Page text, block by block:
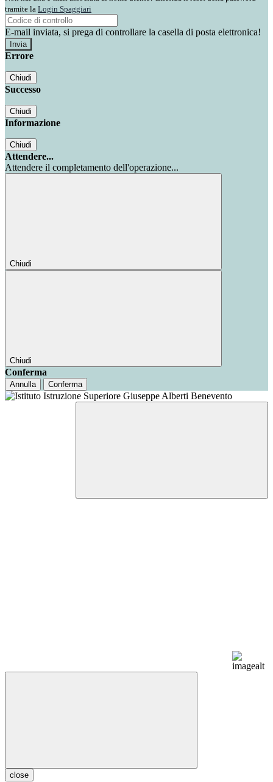
tramite la Login Spaggiari
E-mail inviata, si prega di controllare la casella di posta elettronica!
Errore
Chiudi
Successo
Chiudi
Informazione
Chiudi
Attendere...
Attendere il completamento dell'operazione...
Chiudi
Chiudi
Conferma
Annulla Conferma
close